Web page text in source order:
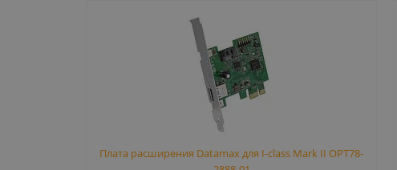
Плата расширения Datamax для I-class Mark II OPT78-